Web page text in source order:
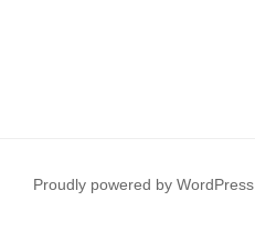
Proudly powered by WordPress